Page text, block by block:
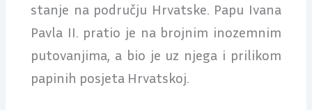
stanje na području Hrvatske. Papu Ivana
Pavla II. pratio je na brojnim inozemnim
putovanjima, a bio je uz njega i prilikom
papinih posjeta Hrvatskoj.